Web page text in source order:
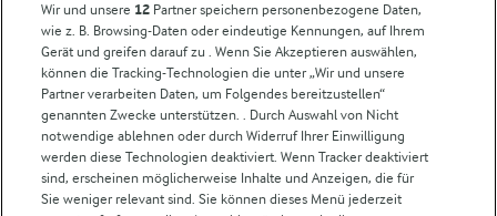
Weitere Arla Websites
Castello
Lurpak
Arla Pro
Für unsere Landwirt:innen
Wir und unsere 12 Partner speichern personenbezogene Daten,
wie z. B. Browsing-Daten oder eindeutige Kennungen, auf Ihrem
Gerät und greifen darauf zu . Wenn Sie Akzeptieren auswählen,
können die Tracking-Technologien die unter „Wir und unsere
Partner verarbeiten Daten, um Folgendes bereitzustellen“
genannten Zwecke unterstützen. . Durch Auswahl von Nicht
notwendige ablehnen oder durch Widerruf Ihrer Einwilligung
werden diese Technologien deaktiviert. Wenn Tracker deaktiviert
sind, erscheinen möglicherweise Inhalte und Anzeigen, die für
Sie weniger relevant sind. Sie können dieses Menü jederzeit